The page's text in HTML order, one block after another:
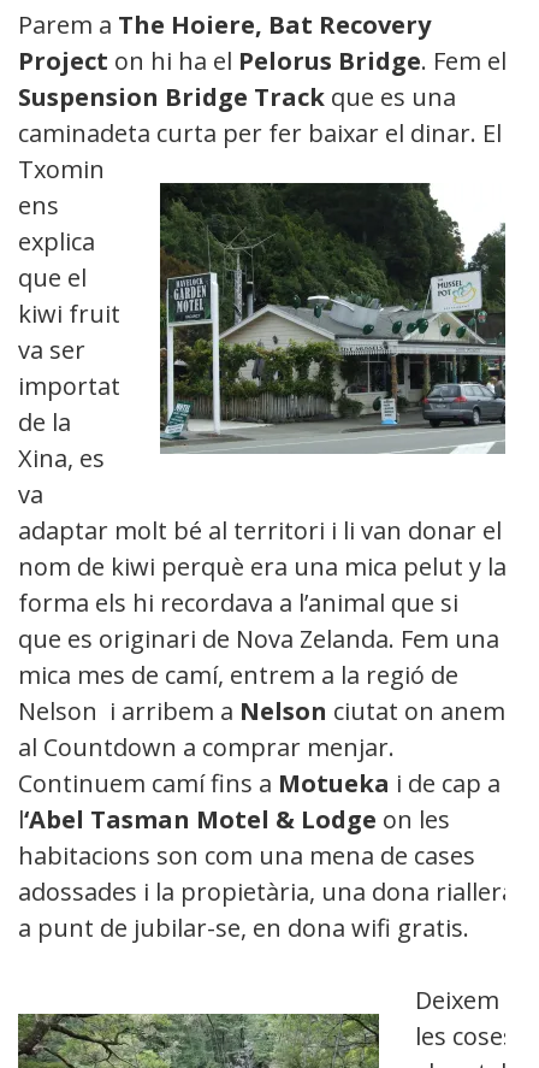
Parem a The Hoiere, Bat Recovery
Project on hi ha el Pelorus Bridge. Fem el
Suspension Bridge Track que es una
caminadeta curta per fer baixar el dinar. El
Txomin
ens
explica
que el
kiwi fruit
va ser
importat
de la
Xina, es
va
adaptar molt bé al territori i li van donar el
nom de kiwi perquè era una mica pelut y la
forma els hi recordava a l’animal que si
que es originari de Nova Zelanda. Fem una
mica mes de camí, entrem a la regió de
Nelson i arribem a Nelson ciutat on anem
al Countdown a comprar menjar.
Continuem camí fins a Motueka i de cap a
l‘Abel Tasman Motel & Lodge on les
habitacions son com una mena de cases
adossades i la propietària, una dona riallera
a punt de jubilar-se, en dona wifi gratis.
Deixem
les coses